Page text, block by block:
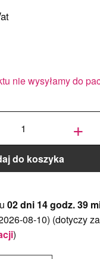
nie wysyłamy do
+
do koszyka
02 dni 14 godz. 39
08-10) (dotyczy
)